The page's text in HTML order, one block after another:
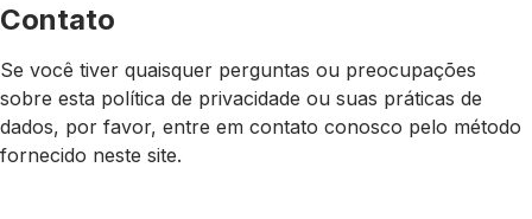
Contato
Se você tiver quaisquer perguntas ou preocupações
sobre esta política de privacidade ou suas práticas de
dados, por favor, entre em contato conosco pelo método
fornecido neste site.